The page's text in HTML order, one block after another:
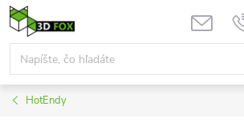
Prejsť
na
obsah
HotEndy